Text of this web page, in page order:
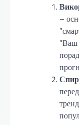
–
“Ваш